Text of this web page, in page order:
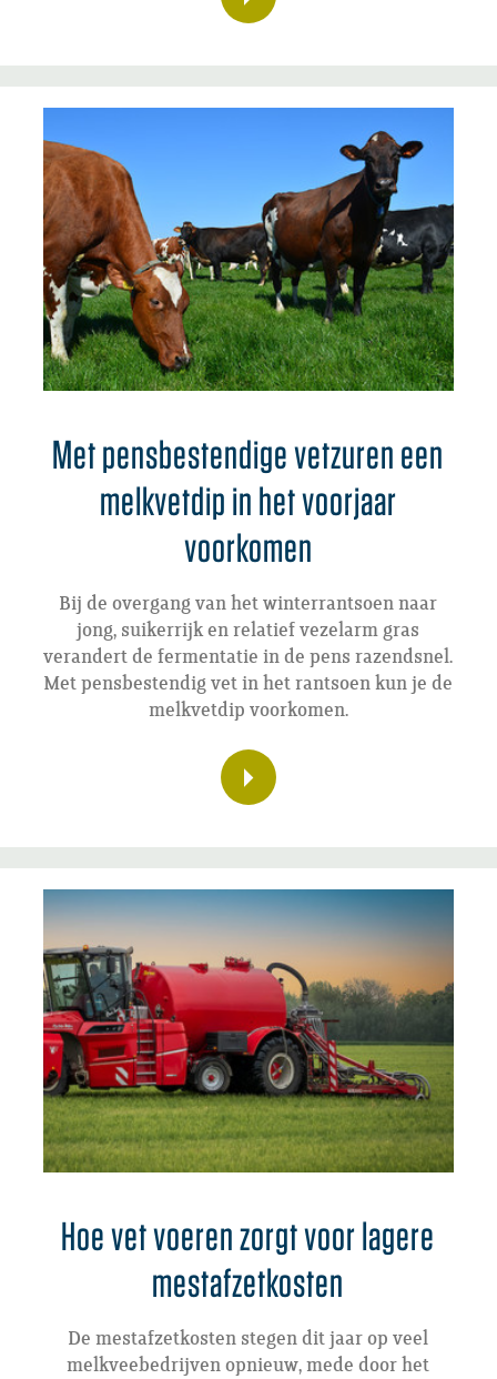
Met pensbestendige vetzuren een
melkvetdip in het voorjaar
voorkomen
Bij de overgang van het winterrantsoen naar
jong, suikerrijk en relatief vezelarm gras
verandert de fermentatie in de pens razendsnel.
Met pensbestendig vet in het rantsoen kun je de
melkvetdip voorkomen.
Hoe vet voeren zorgt voor lagere
mestafzetkosten
De mestafzetkosten stegen dit jaar op veel
melkveebedrijven opnieuw, mede door het